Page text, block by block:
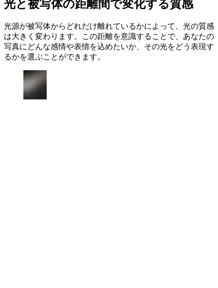
光と被写体の距離間で変化する質感
光源が被写体からどれだけ離れているかによって、光の質感
は大きく変わります。この距離を意識することで、あなたの
写真にどんな感情や表情を込めたいか、その光をどう表現す
るかを選ぶことができます。